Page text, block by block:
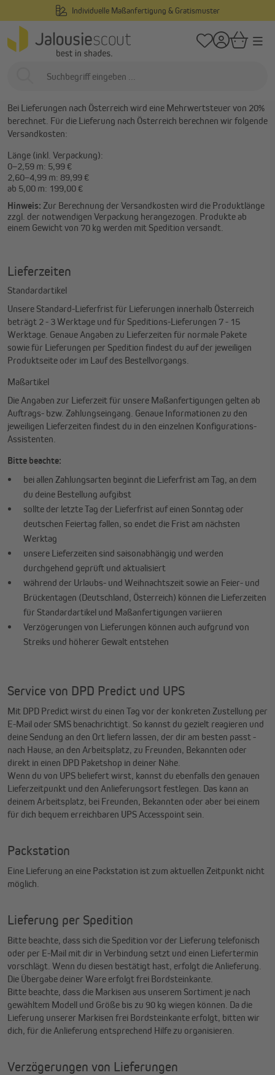
Individuelle Maßanfertigung & Gratismuster
Startseite
Lieferzeiten & Versand
Bei Lieferungen nach Österreich wird eine Mehrwertsteuer von 20%
berechnet. Für die Lieferung nach Österreich berechnen wir folgende
Versandkosten:
Länge (inkl. Verpackung):
0–2,59 m: 5,99 €
2,60–4,99 m: 89,99 €
ab 5,00 m: 199,00 €
Hinweis: Zur Berechnung der Versandkosten wird die Produktlänge
zzgl. der notwendigen Verpackung herangezogen. Produkte ab
einem Gewicht von 70 kg werden mit Spedition versandt.
Lieferzeiten
Standardartikel
Unsere Standard-Lieferfrist für Lieferungen innerhalb Österreich
beträgt 2 - 3 Werktage und für Speditions-Lieferungen 7 - 15
Werktage. Genaue Angaben zu Lieferzeiten für normale Pakete
sowie für Lieferungen per Spedition findest du auf der jeweiligen
Produktseite oder im Lauf des Bestellvorgangs.
Maßartikel
Die Angaben zur Lieferzeit für unsere Maßanfertigungen gelten ab
Auftrags- bzw. Zahlungseingang. Genaue Informationen zu den
jeweiligen Lieferzeiten findest du in den einzelnen Konfigurations-
Assistenten.
Bitte beachte:
bei allen Zahlungsarten beginnt die Lieferfrist am Tag, an dem
du deine Bestellung aufgibst
sollte der letzte Tag der Lieferfrist auf einen Sonntag oder
deutschen Feiertag fallen, so endet die Frist am nächsten
Werktag
unsere Lieferzeiten sind saisonabhängig und werden
durchgehend geprüft und aktualisiert
während der Urlaubs- und Weihnachtszeit sowie an Feier- und
Brückentagen (Deutschland, Österreich) können die Lieferzeiten
für Standardartikel und Maßanfertigungen variieren
Verzögerungen von Lieferungen können auch aufgrund von
Streiks und höherer Gewalt entstehen
Service von DPD Predict und UPS
Mit DPD Predict wirst du einen Tag vor der konkreten Zustellung per
E-Mail oder SMS benachrichtigt. So kannst du gezielt reagieren und
deine Sendung an den Ort liefern lassen, der dir am besten passt -
nach Hause, an den Arbeitsplatz, zu Freunden, Bekannten oder
direkt in einen DPD Paketshop in deiner Nähe.
Wenn du von UPS beliefert wirst, kannst du ebenfalls den genauen
Lieferzeitpunkt und den Anlieferungsort festlegen. Das kann an
deinem Arbeitsplatz, bei Freunden, Bekannten oder aber bei einem
für dich bequem erreichbaren UPS Accesspoint sein.
Packstation
Eine Lieferung an eine Packstation ist zum aktuellen Zeitpunkt nicht
möglich.
Lieferung per Spedition
Bitte beachte, dass sich die Spedition vor der Lieferung telefonisch
oder per E-Mail mit dir in Verbindung setzt und einen Liefertermin
vorschlägt. Wenn du diesen bestätigt hast, erfolgt die Anlieferung.
Die Übergabe deiner Ware erfolgt frei Bordsteinkante.
Bitte beachte, dass die Markisen aus unserem Sortiment je nach
gewähltem Modell und Größe bis zu 90 kg wiegen können. Da die
Lieferung unserer Markisen frei Bordsteinkante erfolgt, bitten wir
dich, für die Anlieferung entsprechend Hilfe zu organisieren.
Verzögerungen von Lieferungen